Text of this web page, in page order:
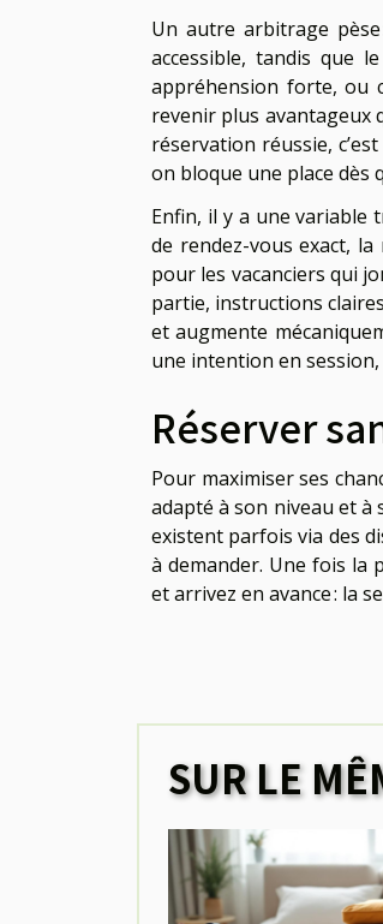
Un autre arbitrage
accessible, tandis que
appréhension forte, ou
revenir plus avantageux
réservation réussie,
on bloque une place dès
Enfin, il y a une variable
de rendez-vous exact,
pour les vacanciers qui
partie, instructions
et augmente
une intention en
Réserver
Pour maximiser ses
adapté à son niveau et à
existent parfois via des
à demander. Une fois la
et arrivez en avance : la
SUR LE